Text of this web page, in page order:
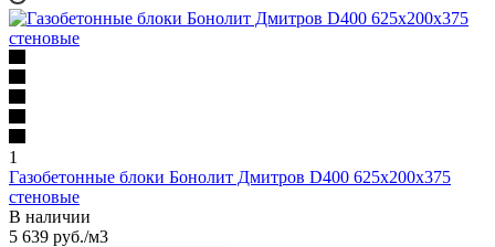
1
Газобетонные блоки Бонолит Дмитров D400 625х200х375
стеновые
В наличии
5 639 руб./м3